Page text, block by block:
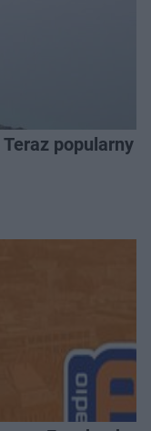
popularny